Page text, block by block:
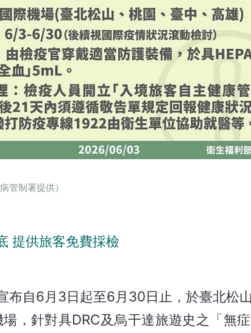
管制署提供）
提供旅客免費採檢
布自6月3日起至6月30日止，於臺北松
，針對具DRC及烏干達旅遊史之「無